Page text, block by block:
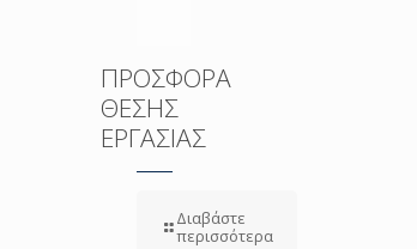
ΠΡΟΣΦΟΡΑ
ΘΕΣΗΣ
ΕΡΓΑΣΙΑΣ
Διαβάστε
περισσότερα